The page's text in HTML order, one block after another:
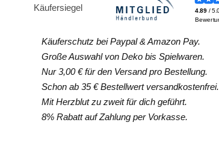
Käuferschutz bei Paypal & Amazon Pay.
Große Auswahl von Deko bis Spielwaren.
Nur 3,00 € für den Versand pro Bestellung.
Schon ab 35 € Bestellwert versandkostenfrei.
Mit Herzblut zu zweit für dich geführt.
8% Rabatt auf Zahlung per Vorkasse.